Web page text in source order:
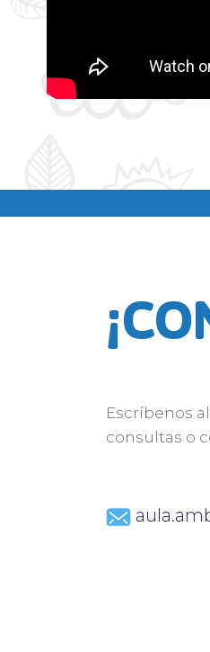
Escríbenos
consultas o